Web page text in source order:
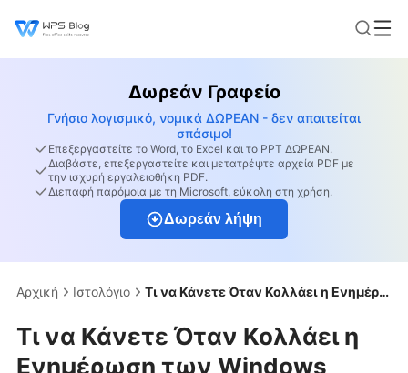
Δωρεάν Γραφείο
Γνήσιο λογισμικό, νομικά ΔΩΡΕΑΝ - δεν απαιτείται
σπάσιμο!
Επεξεργαστείτε το Word, το Excel και το PPT ΔΩΡΕΑΝ.
Διαβάστε, επεξεργαστείτε και μετατρέψτε αρχεία PDF με
την ισχυρή εργαλειοθήκη PDF.
Διεπαφή παρόμοια με τη Microsoft, εύκολη στη χρήση.
Δωρεάν λήψη
Αρχική Ιστολόγιο Τι να Κάνετε Όταν Κολλάει η Ενημέρωση των Windows
Τι να Κάνετε Όταν Κολλάει η
Ενημέρωση των Windows